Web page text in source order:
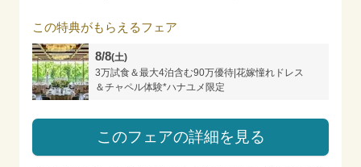
この特典がもらえるフェア
8/8(土)
3万試食＆最大4泊含む90万優待|花嫁憧れドレス
＆チャペル体験*ハナユメ限定
このフェアの詳細を見る